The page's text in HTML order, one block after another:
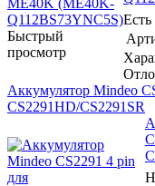
Быстрый
просмотр
Аккумулятор Mindeo
CS2291HD/CS2291SR